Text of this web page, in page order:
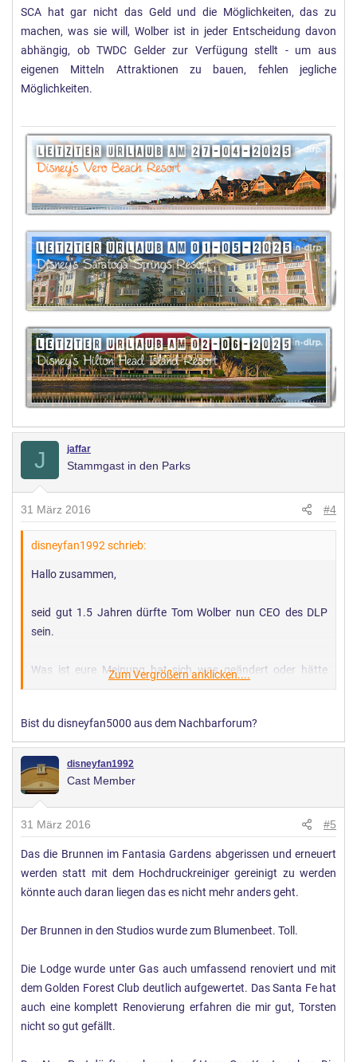
SCA hat gar nicht das Geld und die Möglichkeiten, das zu
machen, was sie will, Wolber ist in jeder Entscheidung davon
abhängig, ob TWDC Gelder zur Verfügung stellt - um aus
eigenen Mitteln Attraktionen zu bauen, fehlen jegliche
Möglichkeiten.
J jaffar
Stammgast in den Parks
31 März 2016 #4
disneyfan1992 schrieb:
Hallo zusammen,
seid gut 1.5 Jahren dürfte Tom Wolber nun CEO des DLP
sein.
Was ist eure Meinung hat sich was geändert oder hätte
auch Philipp Gas bleiben können?
Meine Meinung ist, das sich nichts rein gar nichts geändert
hat.
Es wurde mal gesagt das er gerne Shows mag, ok das
einer richtigen Show. aber ich meine gelesen zu haben das
im Sommer das Sing Along wieder zurück kommen soll.
lediglich Star Tours 2.0 geben.
Klar wird jetzt viel wieder renoviert und auf dem Urzustand
versetzt, aber das haben andere CEO´s vor ihm zum 15 und
20 Geburtstag auch gemacht.
Zum Vergrößern anklicken....
Bist du disneyfan5000 aus dem Nachbarforum?
disneyfan1992
Cast Member
31 März 2016 #5
Das die Brunnen im Fantasia Gardens abgerissen und erneuert
werden statt mit dem Hochdruckreiniger gereinigt zu werden
könnte auch daran liegen das es nicht mehr anders geht.
Der Brunnen in den Studios wurde zum Blumenbeet. Toll.
Die Lodge wurde unter Gas auch umfassend renoviert und mit
dem Golden Forest Club deutlich aufgewertet. Das Santa Fe hat
auch eine komplett Renovierung erfahren die mir gut, Torsten
nicht so gut gefällt.